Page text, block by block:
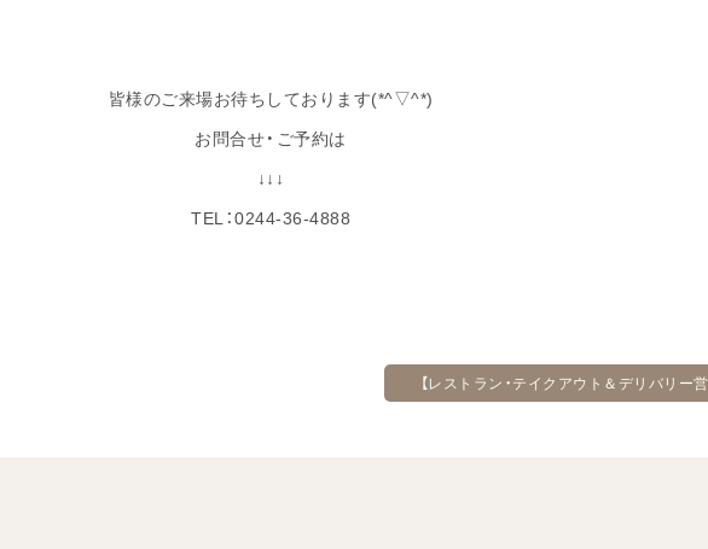
皆様のご来場お待ちしております(*^▽^*)
お問合せ・ご予約は
↓↓↓
TEL：0244-36-4888
【レストラン・テイクアウト＆デリバリー